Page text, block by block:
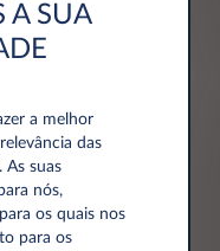
A SUA
a melhor
das
As suas
nós,
os quais nos
para os